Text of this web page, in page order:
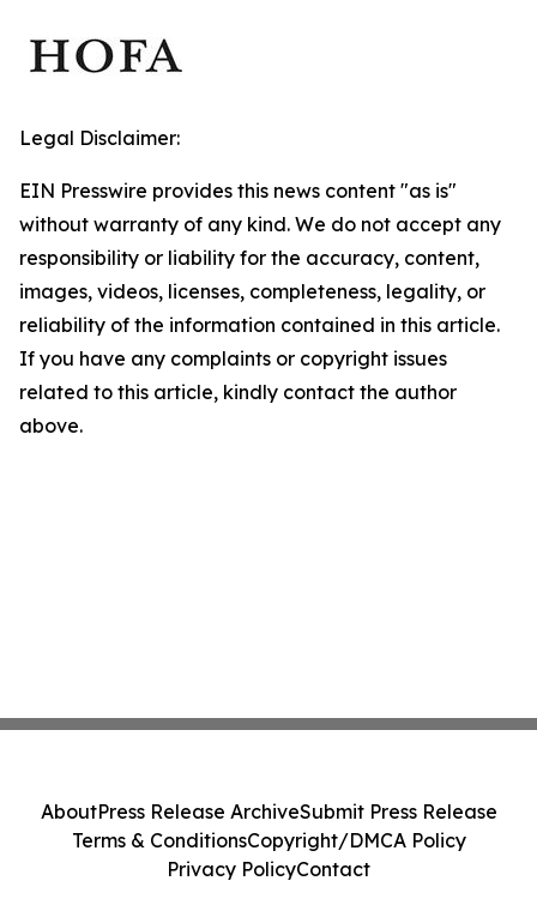
Legal Disclaimer:
EIN Presswire provides this news content "as is"
without warranty of any kind. We do not accept any
responsibility or liability for the accuracy, content,
images, videos, licenses, completeness, legality, or
reliability of the information contained in this article.
If you have any complaints or copyright issues
related to this article, kindly contact the author
above.
AboutPress Release ArchiveSubmit Press Release
Terms & ConditionsCopyright/DMCA Policy
Privacy PolicyContact